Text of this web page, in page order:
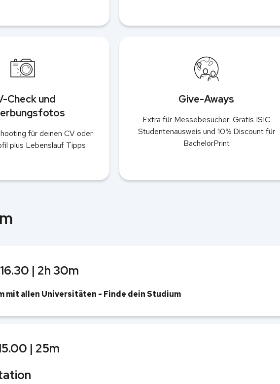
Check und
für deinen CV oder
plus Lebenslauf Tipps
Give-Aways
Extra für Messebesucher: Gratis ISIC
Studentenausweis und 10% Discount für
BachelorPrint
| 2h 30m
mit allen Universitäten - Finde dein Studium
| 25m